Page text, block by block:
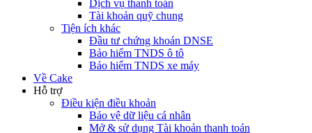
Dịch vụ thanh toán
Tài khoản quỹ chung
Tiện ích khác
Đầu tư chứng khoán DNSE
Bảo hiểm TNDS ô tô
Bảo hiểm TNDS xe máy
Về Cake
Hỗ trợ
Điều kiện điều khoản
Bảo vệ dữ liệu cá nhân
Mở & sử dụng Tài khoản thanh toán